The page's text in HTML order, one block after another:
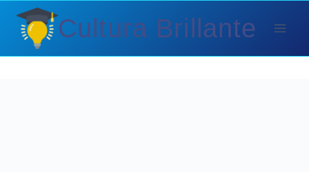
Saltar
contenido
Cultura Brillante